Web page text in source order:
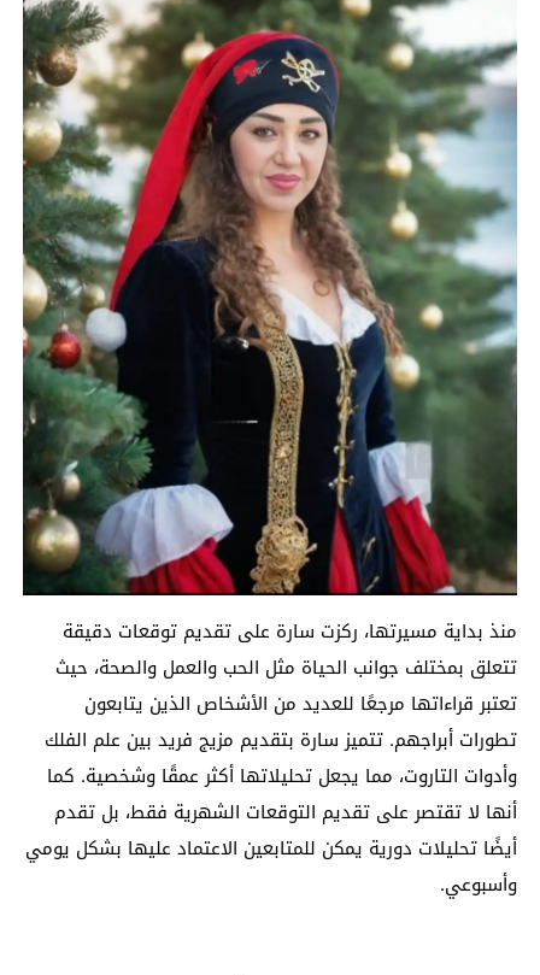
منذ بداية مسيرتها، ركزت سارة على تقديم توقعات دقيقة
تتعلق بمختلف جوانب الحياة مثل الحب والعمل والصحة، حيث
تعتبر قراءاتها مرجعًا للعديد من الأشخاص الذين يتابعون
تطورات أبراجهم. تتميز سارة بتقديم مزيج فريد بين علم الفلك
وأدوات التاروت، مما يجعل تحليلاتها أكثر عمقًا وشخصية. كما
أنها لا تقتصر على تقديم التوقعات الشهرية فقط، بل تقدم
أيضًا تحليلات دورية يمكن للمتابعين الاعتماد عليها بشكل يومي
وأسبوعي.